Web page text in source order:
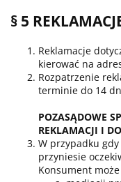
§ 5
Reklamacje
kierować na
Rozpatrzenie
terminie do 14
POZASĄDOWE
REKLAMACJI I
W przypadku
przyniesie
Konsument